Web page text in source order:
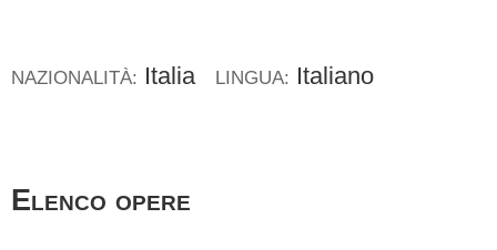
NAZIONALITÀ: Italia LINGUA: Italiano
Elenco opere